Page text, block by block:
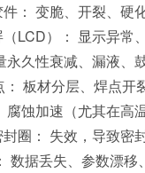
： 变脆、开裂、硬
LCD）： 显示异常
永久性衰减、漏液、鼓
板材分层、焊点开
腐蚀加速（尤其在高
圈： 失效，导致密
数据丢失、参数漂移